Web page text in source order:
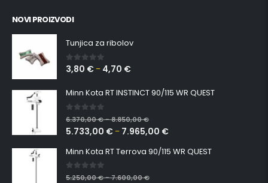
NOVI PROIZVODI
Tunjica za ribolov
0 out of 5
3,80 € – 4,70 €
Minn Kota RT INSTINCT 90/115 WR QUEST
0 out of 5
6.370,00€–8.850,00€
5.733,00 € – 7.965,00 €
Minn Kota RT Terrova 90/115 WR QUEST
0 out of 5
5.250,00€–7.600,00€